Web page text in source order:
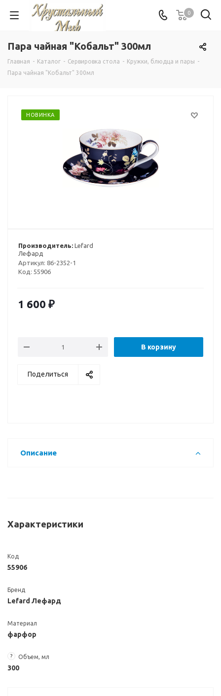
0
Пара чайная "Кобальт" 300мл
Главная - Каталог - Сервировка стола - Кружки, блюдца и пары -
Пара чайная "Кобальт" 300мл
НОВИНКА
Производитель: Lefard
Лефард
Артикул: 86-2352-1
Код: 55906
1 600 ₽
В корзину
Поделиться
Описание
Характеристики
Код
55906
Бренд
Lefard Лефард
Материал
фарфор
? Объем, мл
300